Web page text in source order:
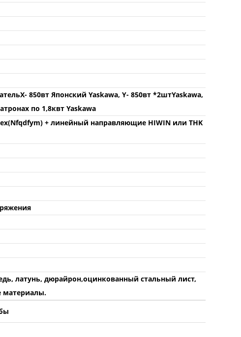
850вт Японский Yaskawa, Y- 850вт *2штYaskawa,
по 1,8квт Yaskawa
+ линейный направляющие HIWIN или THK
латунь, дюрайрон,оцинкованный стальный лист,
материалы.